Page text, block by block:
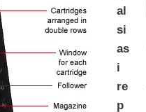
al
si
as
i
re
p